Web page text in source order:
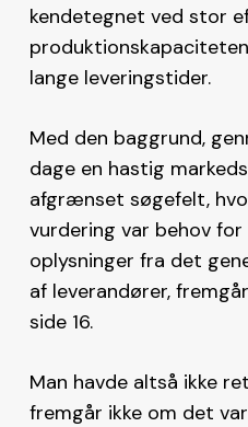
kendetegnet ved stor
lange leveringstider.
Med den baggrund,
dage en hastig
afgrænset søgefelt,
vurdering var behov
oplysninger fra det
af leverandører,
side 16.
Man havde altså ikke
fremgår ikke om det